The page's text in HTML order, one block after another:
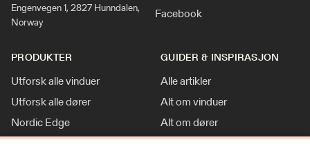
Engenvegen 1, 2827 Hunndalen,
Norway
Facebook
PRODUKTER
Utforsk alle vinduer
Utforsk alle dører
Nordic Edge
Klassisk stil
GUIDER & INSPIRASJON
Alle artikler
Alt om vinduer
Alt om dører
Inspirasjon